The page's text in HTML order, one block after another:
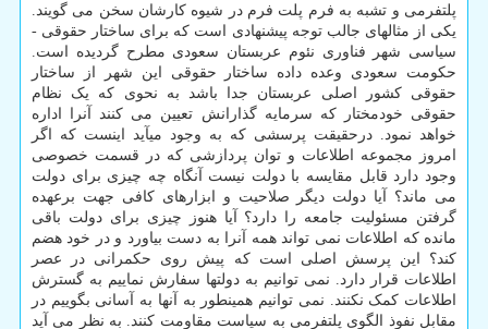
پلتفرمی و تشبه به فرم پلت فرم در شیوه کارشان سخن می گویند.
یکی از مثالهای جالب توجه پیشنهادی است که برای ساختار حقوقی -
سیاسی شهر فناوری نئوم عربستان سعودی مطرح گردیده است.
حکومت سعودی وعده داده ساختار حقوقی این شهر از ساختار
حقوقی کشور اصلی عربستان جدا باشد به نحوی که یک نظام
حقوقی خودمختار که سرمایه گذارانش تعیین می کنند آنرا اداره
خواهد نمود. درحقیقت پرسشی که به وجود میآید اینست که اگر
امروز مجموعه اطلاعات و توان پردازشی که در قسمت خصوصی
وجود دارد قابل مقایسه با دولت نیست آنگاه چه چیزی برای دولت
می ماند؟ آیا دولت دیگر صلاحیت و ابزارهای کافی جهت برعهده
گرفتن مسئولیت جامعه را دارد؟ آیا هنوز چیزی برای دولت باقی
مانده که اطلاعات نمی تواند همه آنرا به دست بیاورد و در خود هضم
کند؟ این پرسش اصلی است که پیش روی حکمرانی در عصر
اطلاعات قرار دارد. نمی توانیم به دولتها سفارش نماییم به گسترش
اطلاعات کمک نکنند. نمی توانیم همینطور به آنها به آسانی بگوییم در
مقابل نفوذ الگوی پلتفرمی به سیاست مقاومت کنند. به نظر می آید